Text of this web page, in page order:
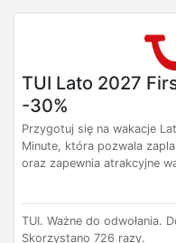
TUI Lato 2027
-30%
Przygotuj się na wakacje
Minute, która pozwala
oraz zapewnia atrakcyjne
TUI. Ważne do odwołania.
Skorzystano 726 razy.